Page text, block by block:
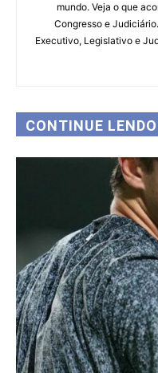
mundo. Veja o que
Congresso e
Executivo, Legislativo e
CONTINUE LENDO